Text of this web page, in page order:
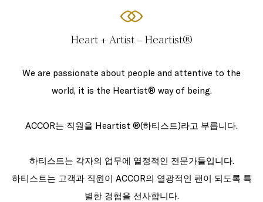
Heart + Artist = Heartist®
We are passionate about people and attentive to the
world, it is the Heartist® way of being.
ACCOR는 직원을 Heartist ®(하티스트)라고 부릅니다.
하티스트는 각자의 업무에 열정적인 전문가들입니다.
하티스트는 고객과 직원이 ACCOR의 열광적인 팬이 되도록 특
별한 경험을 선사합니다.